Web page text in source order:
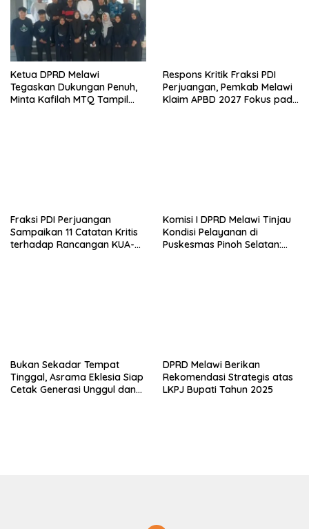
Ketua DPRD Melawi
Tegaskan Dukungan Penuh,
Minta Kafilah MTQ Tampil
Respons Kritik Fraksi PDI
Perjuangan, Pemkab Melawi
Klaim APBD 2027 Fokus pada
Fraksi PDI Perjuangan
Sampaikan 11 Catatan Kritis
terhadap Rancangan KUA-
Komisi I DPRD Melawi Tinjau
Kondisi Pelayanan di
Puskesmas Pinoh Selatan:
Bukan Sekadar Tempat
Tinggal, Asrama Eklesia Siap
Cetak Generasi Unggul dan
DPRD Melawi Berikan
Rekomendasi Strategis atas
LKPJ Bupati Tahun 2025